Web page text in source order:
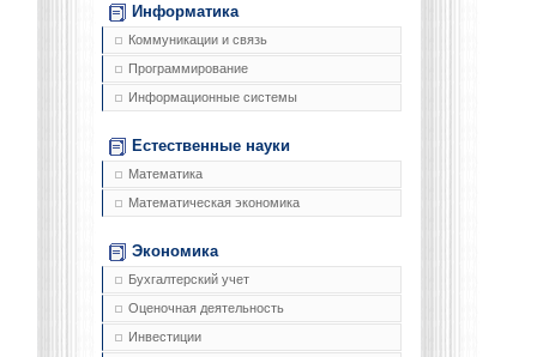
Информатика
Коммуникации и связь
Программирование
Информационные системы
Естественные науки
Математика
Математическая экономика
Экономика
Бухгалтерский учет
Оценочная деятельность
Инвестиции